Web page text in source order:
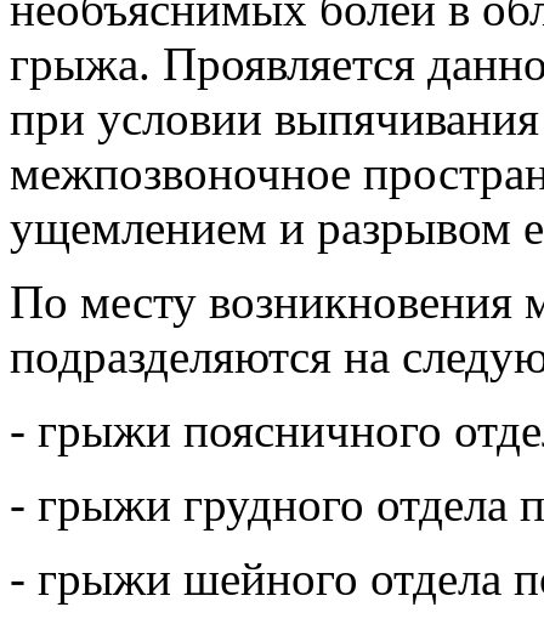
грыжа. Проявляется
при условии
межпозвоночное
ущемлением и разрывом
По месту
подразделяются на
- грыжи поясничного
- грыжи грудного отдела
- грыжи шейного отдела